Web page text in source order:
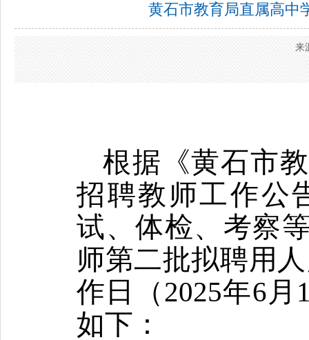
黄石市教育局直属高中
来
根据《黄石市
招聘教师工作公
试、体检、考察
师第二批拟聘用
作日（2025年6 月
如下：